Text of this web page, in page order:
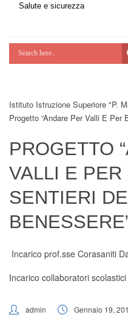
Lab Green
Potenziamoci
Salute e sicurezza
Istituto Istruzione Superiore "P.
Progetto “Andare Per Valli E Per
PROGETTO
VALLI E PER
SENTIERI
Incarico prof.sse Corasaniti
Incarico collaboratori
admin Gennaio 19,